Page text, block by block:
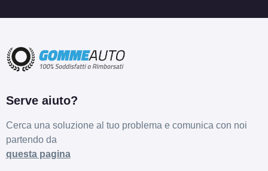
Serve aiuto?
Cerca una soluzione al tuo problema e comunica con noi
partendo da
questa pagina